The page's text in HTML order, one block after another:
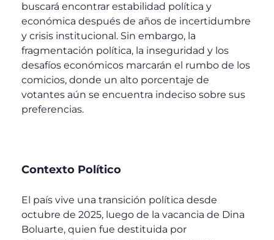
buscará encontrar estabilidad política y
económica después de años de incertidumbre
y crisis institucional. Sin embargo, la
fragmentación política, la inseguridad y los
desafíos económicos marcarán el rumbo de los
comicios, donde un alto porcentaje de
votantes aún se encuentra indeciso sobre sus
preferencias.
Contexto Político
El país vive una transición política desde
octubre de 2025, luego de la vacancia de Dina
Boluarte, quien fue destituida por